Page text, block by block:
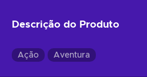
Descrição do Produto
Ação Aventura